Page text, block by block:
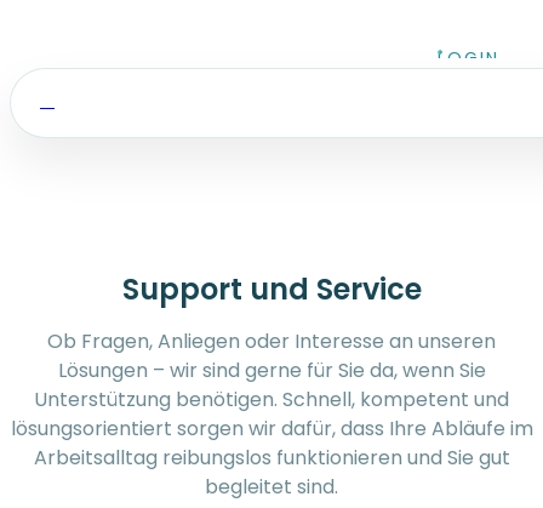
LOGIN
Support und Service
Ob Fragen, Anliegen oder Interesse an unseren
Lösungen – wir sind gerne für Sie da, wenn Sie
Unterstützung benötigen. Schnell, kompetent und
lösungsorientiert sorgen wir dafür, dass Ihre Abläufe im
Arbeitsalltag reibungslos funktionieren und Sie gut
begleitet sind.